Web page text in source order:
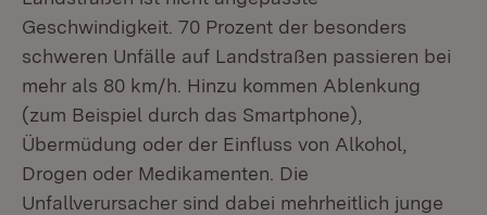
Geschwindigkeit. 70 Prozent der besonders
schweren Unfälle auf Landstraßen passieren bei
mehr als 80 km/h. Hinzu kommen Ablenkung
(zum Beispiel durch das Smartphone),
Übermüdung oder der Einfluss von Alkohol,
Drogen oder Medikamenten. Die
Unfallverursacher sind dabei mehrheitlich junge